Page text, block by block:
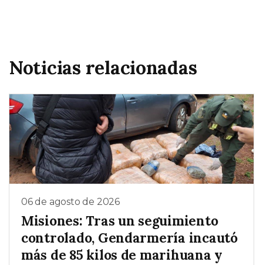
Noticias relacionadas
06 de agosto de 2026
Misiones: Tras un seguimiento
controlado, Gendarmería incautó
más de 85 kilos de marihuana y